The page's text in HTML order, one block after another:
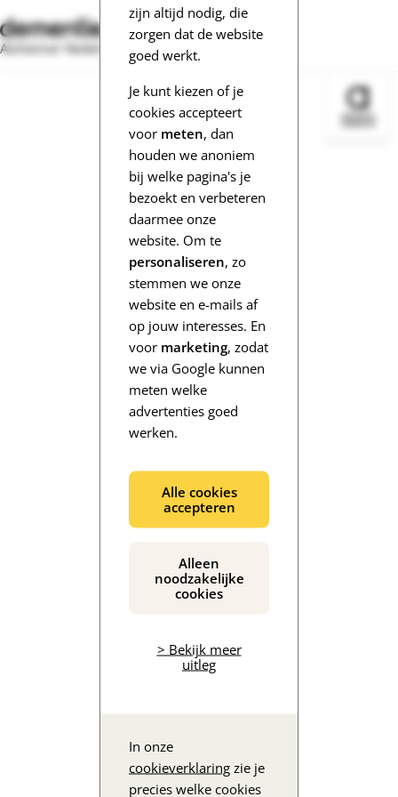
zijn altijd nodig, die
zorgen dat de website
goed werkt.
Je kunt kiezen of je
cookies accepteert
voor meten, dan
houden we anoniem
bij welke pagina's je
bezoekt en verbeteren
daarmee onze
website. Om te
personaliseren, zo
stemmen we onze
website en e-mails af
op jouw interesses. En
voor marketing, zodat
we via Google kunnen
meten welke
advertenties goed
werken.
Alle cookies
accepteren
Alleen
noodzakelijke
cookies
> Bekijk meer
uitleg
In onze
cookieverklaring zie je
precies welke cookies
Alzheimer Nederland
De inhoud wordt geladen...